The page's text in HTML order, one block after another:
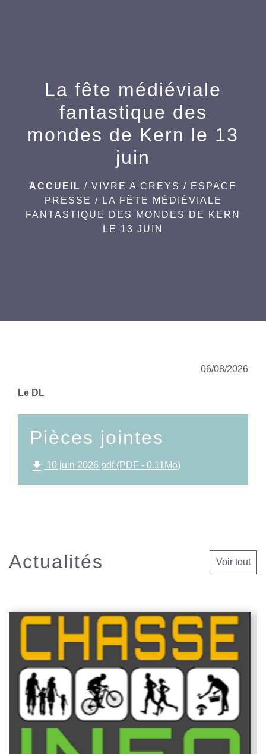
La fête médiéviale
fantastique des
mondes de Kern le 13
juin
ACCUEIL / VIVRE A CREYS / ESPACE
PRESSE / LA FÊTE MÉDIÉVIALE
FANTASTIQUE DES MONDES DE KERN
LE 13 JUIN
06/08/2026
Le DL
Pièces jointes
file_download 10 juin 2026.pdf (PDF - 0.11Mo)
Actualités Voir tout